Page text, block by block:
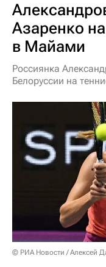
Азаренко
в Майами
Россиянка
Белоруссии на
© РИА Новости / Алексей